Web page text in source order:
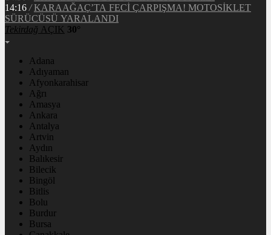
14:16 / KARAAĞAÇ’TA FECİ ÇARPIŞMA! MOTOSİKLET
SÜRÜCÜSÜ YARALANDI
Tekirdağ AÇIK 30°
Adana
Adıyaman
Afyonkarahisar
Ağrı
Amasya
Ankara
Antalya
Artvin
Aydın
Balıkesir
Bilecik
Bingöl
Bitlis
Bolu
Burdur
Bursa